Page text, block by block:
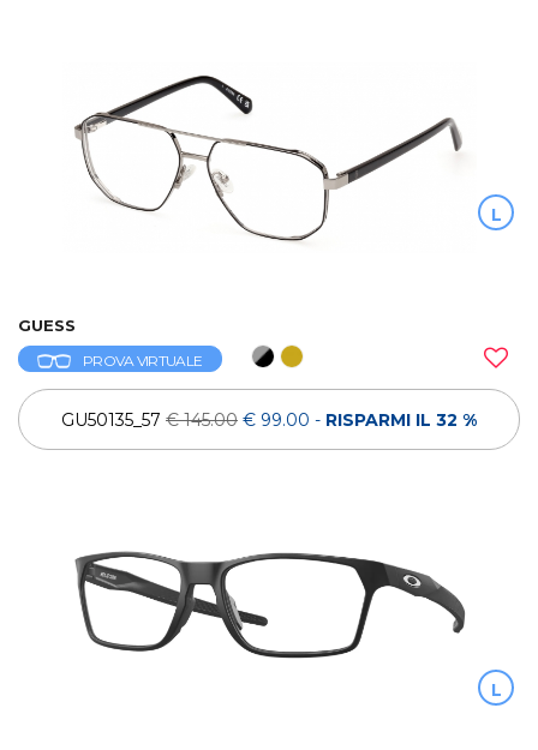
L
GUESS
PROVA VIRTUALE
GU50135_57 € 145.00 € 99.00 - RISPARMI IL 32 %
L